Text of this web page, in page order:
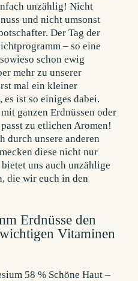
unzählig! Nicht
und nicht umsonst
Der Tag der
– so eine
schon ewig
mehr zu unserer
mal ein kleiner
ist so einiges dabei.
ganzen Erdnüssen oder
zu etlichen Aromen!
durch unsere anderen
diese nicht nur
uns auch unzählige
die wir euch in den
Erdnüsse den
Vitaminen
58 % Schöne Haut –